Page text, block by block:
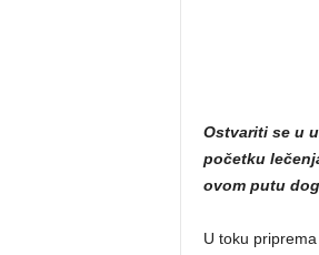
Ostvariti se u
početku
ovom putu
U toku